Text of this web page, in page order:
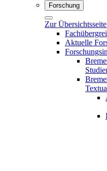
Forschung
Zur Übersichtsseite
Aktuelle